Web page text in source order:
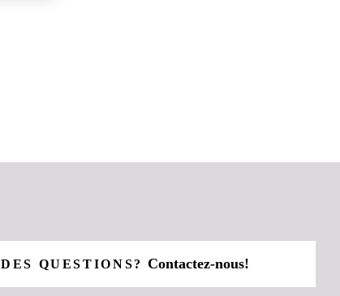
DES QUESTIONS?Contactez-nous!